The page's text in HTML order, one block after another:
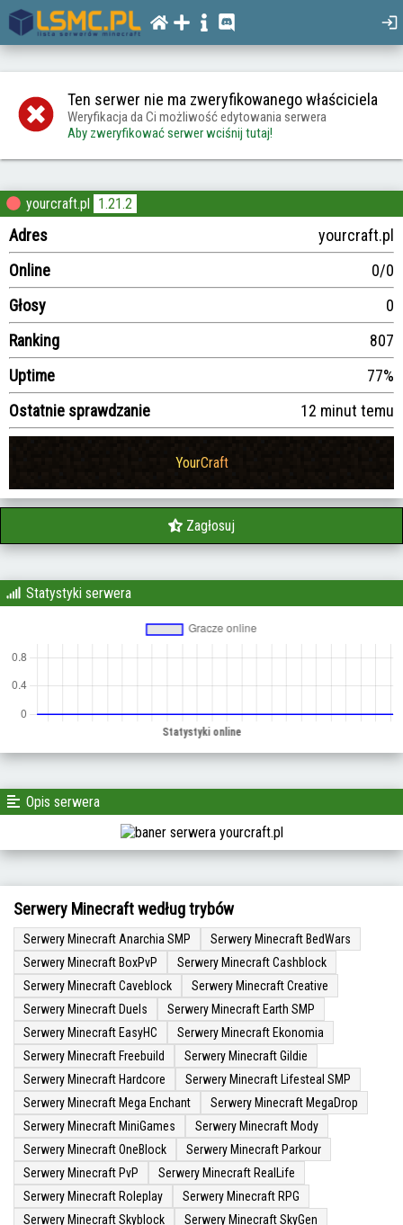
Ten serwer nie ma zweryfikowanego właściciela
Weryfikacja da Ci możliwość edytowania serwera
Aby zweryfikować serwer wciśnij tutaj!
yourcraft.pl 1.21.2
Adres
yourcraft.pl
Online
0/0
Głosy
0
Ranking
807
Uptime
77%
Ostatnie sprawdzanie
12 minut temu
YourCraft
Zagłosuj
Statystyki serwera
Opis serwera
Serwery Minecraft według trybów
Serwery Minecraft Anarchia SMP
Serwery Minecraft BedWars
Serwery Minecraft BoxPvP
Serwery Minecraft Cashblock
Serwery Minecraft Caveblock
Serwery Minecraft Creative
Serwery Minecraft Duels
Serwery Minecraft Earth SMP
Serwery Minecraft EasyHC
Serwery Minecraft Ekonomia
Serwery Minecraft Freebuild
Serwery Minecraft Gildie
Serwery Minecraft Hardcore
Serwery Minecraft Lifesteal SMP
Serwery Minecraft Mega Enchant
Serwery Minecraft MegaDrop
Serwery Minecraft MiniGames
Serwery Minecraft Mody
Serwery Minecraft OneBlock
Serwery Minecraft Parkour
Serwery Minecraft PvP
Serwery Minecraft RealLife
Serwery Minecraft Roleplay
Serwery Minecraft RPG
Serwery Minecraft Skyblock
Serwery Minecraft SkyGen